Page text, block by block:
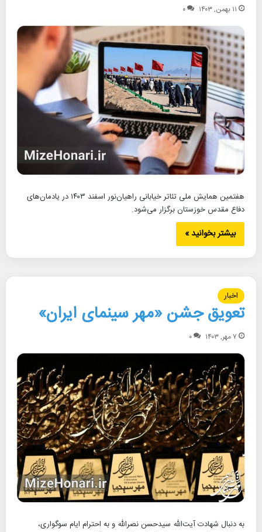
۱۱ بهمن, ۱۴۰۳ ۰
هفتمین همایش ملی تئاتر خیابانی راهیان‌نور اسفند ۱۴۰۳ در یادمان‌های
دفاع مقدس خوزستان برگزار می‌شود.
بیشتر بخوانید »
اخبار
تعویق جشن «مهر سینمای ایران»
۷ مهر, ۱۴۰۳ ۰
به دنبال شهادت آیت‌الله سیدحسن نصرالله و به احترام ایام سوگواری،